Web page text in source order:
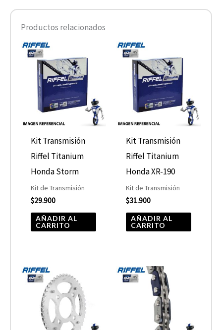
Productos relacionados
Kit Transmisión
Riffel Titanium
Honda Storm
Kit de Transmisión
$29.900
AÑADIR AL
CARRITO
Kit Transmisión
Riffel Titanium
Honda XR-190
Kit de Transmisión
$31.900
AÑADIR AL
CARRITO